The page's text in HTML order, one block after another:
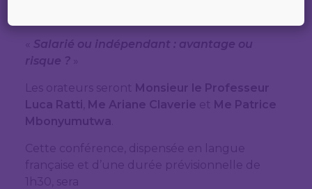
Salarié ou indépendant : avantage ou
risque ?
Les orateurs seront Monsieur le Professeur
Luca Ratti
Me Ariane Claverie et Me Patrice
Mbonyumutwa
Cette conférence, dispensée en langue
française et d’une durée prévisionnelle de
1h30, sera